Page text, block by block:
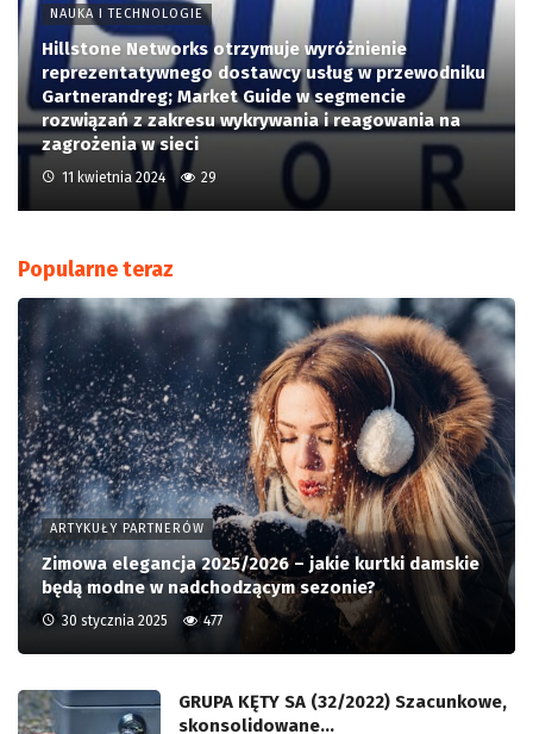
NAUKA I TECHNOLOGIE
Hillstone Networks otrzymuje wyróżnienie
reprezentatywnego dostawcy usług w przewodniku
Gartnerandreg; Market Guide w segmencie
rozwiązań z zakresu wykrywania i reagowania na
zagrożenia w sieci
11 kwietnia 2024 29
Popularne teraz
ARTYKUŁY PARTNERÓW
Zimowa elegancja 2025/2026 – jakie kurtki damskie
będą modne w nadchodzącym sezonie?
30 stycznia 2025 477
GRUPA KĘTY SA (32/2022) Szacunkowe,
skonsolidowane…